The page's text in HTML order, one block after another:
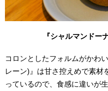
『シャルマンドー
コロンとしたフォルムがかわ
レーン)』は甘さ控えめで素材
っているので、食感に違いが